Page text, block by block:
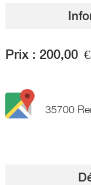
Prix : 200,00 €
35700